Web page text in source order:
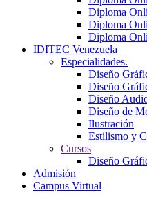
Diploma
Diploma
Diploma
IDITEC Venezuela
Especialidades.
Diseño
Diseño
Diseño
Diseño de
Ilustración
Estilismo y
Cursos
Diseño
Admisión
Campus Virtual